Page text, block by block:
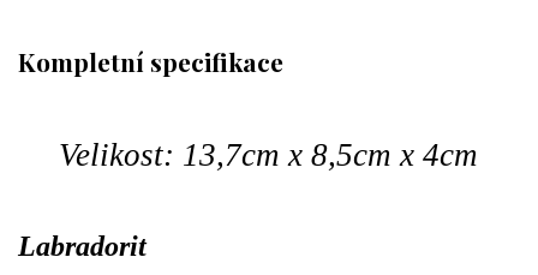
Kompletní specifikace
Velikost: 13,7cm x 8,5cm x 4cm
Labradorit